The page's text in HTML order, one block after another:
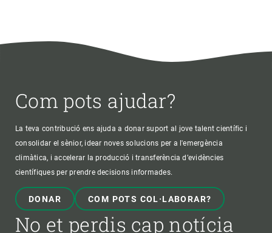
Com pots ajudar?
La teva contribució ens ajuda a donar suport al jove talent científic i
consolidar el sènior, idear noves solucions per a l'emergència
climàtica, i accelerar la producció i transferència d’evidències
científiques per prendre decisions informades.
DONAR COM POTS COL·LABORAR?
No et perdis cap notícia